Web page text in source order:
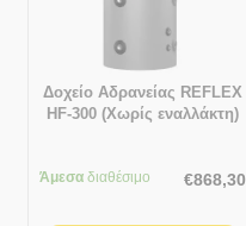
Δοχείο Αδρανείας REFLEX
HF-300 (Χωρίς εναλλάκτη)
Άμεσα διαθέσιμο €868,30